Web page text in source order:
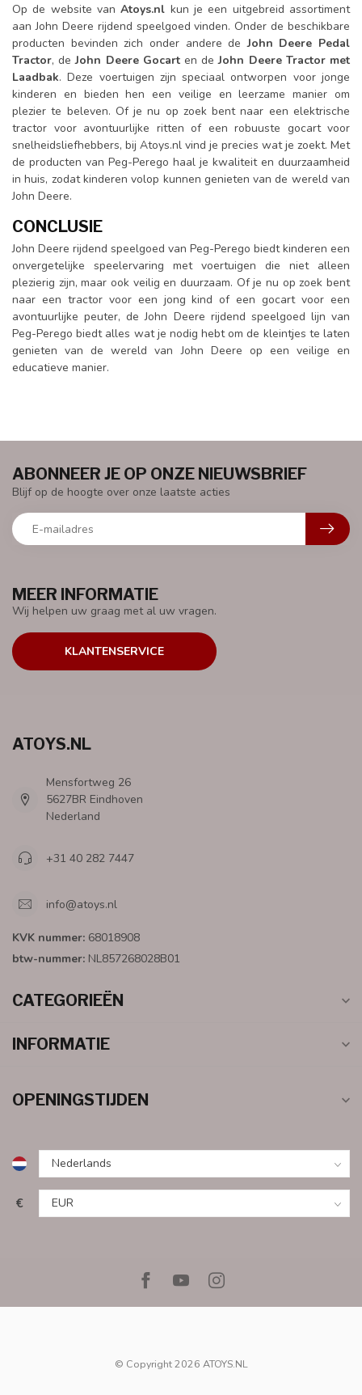
Op de website vanAtoys.nl kun je een uitgebreid assortiment
aan John Deere rijdend speelgoed vinden. Onder de beschikbare
producten bevinden zich onder andere deJohn Deere Pedal
Tractor, deJohn Deere Gocarten deJohn Deere Tractor met
Laadbak. Deze voertuigen zijn speciaal ontworpen voor jonge
kinderen en bieden hen een veilige en leerzame manier om
plezier te beleven. Of je nu op zoek bent naar een elektrische
tractor voor avontuurlijke ritten of een robuuste gocart voor
snelheidsliefhebbers, bij Atoys.nl vind je precies wat je zoekt. Met
de producten van Peg-Perego haal je kwaliteit en duurzaamheid
in huis, zodat kinderen volop kunnen genieten van de wereld van
John Deere.
CONCLUSIE
John Deere rijdend speelgoed van Peg-Perego biedt kinderen een
onvergetelijke speelervaring met voertuigen die niet alleen
plezierig zijn, maar ook veilig en duurzaam. Of je nu op zoek bent
naar een tractor voor een jong kind of een gocart voor een
avontuurlijke peuter, de John Deere rijdend speelgoed lijn van
Peg-Perego biedt alles wat je nodig hebt om de kleintjes te laten
genieten van de wereld van John Deere op een veilige en
educatieve manier.
MEER INFORMATIE
Wij helpen uw graag met al uw vragen.
KLANTENSERVICE
ABONNEER JE OP ONZE NIEUWSBRIEF
Blijf op de hoogte over onze laatste acties
ATOYS.NL
Mensfortweg 26
5627BR Eindhoven
Nederland
+31 40 282 7447
info@atoys.nl
KVK nummer: 68018908
btw-nummer: NL857268028B01
CATEGORIEËN
INFORMATIE
OPENINGSTIJDEN
€
© Copyright 2026 ATOYS.NL